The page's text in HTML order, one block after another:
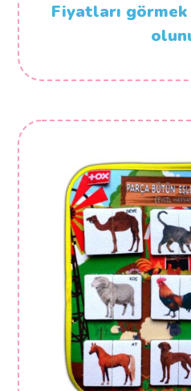
Fiyatları